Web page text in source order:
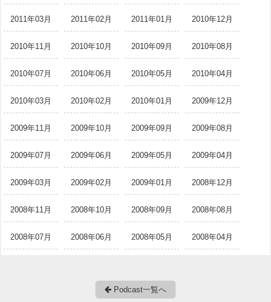
2011年03月 2011年02月 2011年01月 2010年12月
2010年11月 2010年10月 2010年09月 2010年08月
2010年07月 2010年06月 2010年05月 2010年04月
2010年03月 2010年02月 2010年01月 2009年12月
2009年11月 2009年10月 2009年09月 2009年08月
2009年07月 2009年06月 2009年05月 2009年04月
2009年03月 2009年02月 2009年01月 2008年12月
2008年11月 2008年10月 2008年09月 2008年08月
2008年07月 2008年06月 2008年05月 2008年04月
Podcast一覧へ